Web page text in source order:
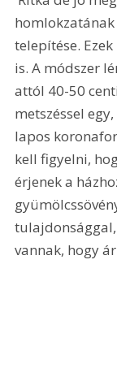
telepítése.
is. A módszer
attól 40-50
metszéssel
lapos
kell figyelni,
érjenek a
vannak, hogy